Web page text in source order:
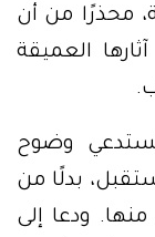
محذرًا من أن
العميقة
تستدعي وضوح
بدلًا من
ودعا إلى